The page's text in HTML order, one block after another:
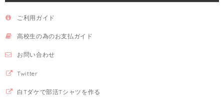
ご利用ガイド
高校生の為のお支払ガイド
お問い合わせ
Twitter
白Tダケで部活Tシャツを作る